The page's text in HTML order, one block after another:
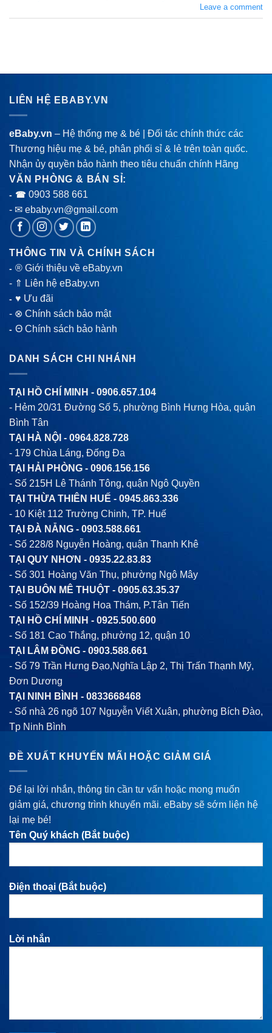
Leave a comment
LIÊN HỆ EBABY.VN
eBaby.vn – Hệ thống mẹ & bé | Đối tác chính thức các
Thương hiệu mẹ & bé, phân phối sỉ & lẻ trên toàn quốc.
Nhận ủy quyền bảo hành theo tiêu chuẩn chính Hãng
VĂN PHÒNG & BÁN SỈ:
- ☎ 0903 588 661
- ✉ ebaby.vn@gmail.com
THÔNG TIN VÀ CHÍNH SÁCH
-® Giới thiệu về eBaby.vn
- ⇑ Liên hệ eBaby.vn
-♥ Ưu đãi
- ⊗ Chính sách bảo mật
-Θ Chính sách bảo hành
DANH SÁCH CHI NHÁNH
TẠI HỒ CHÍ MINH - 0906.657.104
- Hẻm 20/31 Đường Số 5, phường Bình Hưng Hòa, quận
Bình Tân
TẠI HÀ NỘI - 0964.828.728
- 179 Chùa Láng, Đống Đa
TẠI HẢI PHÒNG - 0906.156.156
- Số 215H Lê Thánh Tông, quận Ngô Quyền
TẠI THỪA THIÊN HUẾ - 0945.863.336
- 10 Kiệt 112 Trường Chinh, TP. Huế
TẠI ĐÀ NẴNG - 0903.588.661
- Số 228/8 Nguyễn Hoàng, quận Thanh Khê
TẠI QUY NHƠN - 0935.22.83.83
- Số 301 Hoàng Văn Thụ, phường Ngô Mây
TẠI BUÔN MÊ THUỘT - 0905.63.35.37
- Số 152/39 Hoàng Hoa Thám, P.Tân Tiến
TẠI HỒ CHÍ MINH - 0925.500.600
- Số 181 Cao Thắng, phường 12, quận 10
TẠI LÂM ĐỒNG - 0903.588.661
- Số 79 Trần Hưng Đạo,Nghĩa Lập 2, Thị Trấn Thạnh Mỹ,
Đơn Dương
TẠI NINH BÌNH - 0833668468
- Số nhà 26 ngõ 107 Nguyễn Viết Xuân, phường Bích Đào,
Tp Ninh Bình
ĐỀ XUẤT KHUYẾN MÃI HOẶC GIẢM GIÁ
Để lại lời nhắn, thông tin cần tư vấn hoặc mong muốn
giảm giá, chương trình khuyến mãi. eBaby sẽ sớm liện hệ
lại mẹ bé!
Tên Quý khách (Bắt buộc)
Điện thoại (Bắt buộc)
Lời nhắn